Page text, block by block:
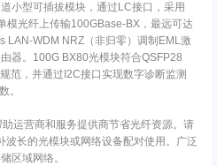
小型可插拔模块，通过LC接口，采用
模光纤上传输100GBase-BX，最远可达
LAN-WDM NRZ（非归零）调制EML激
器。100G BX80光模块符合QSFP28
范，并通过I2C接口实现数字诊断监测
。
运营商和服务提供商节省光纤资源。请
长的光模块或网络设备配对使用。广泛
区域网络。